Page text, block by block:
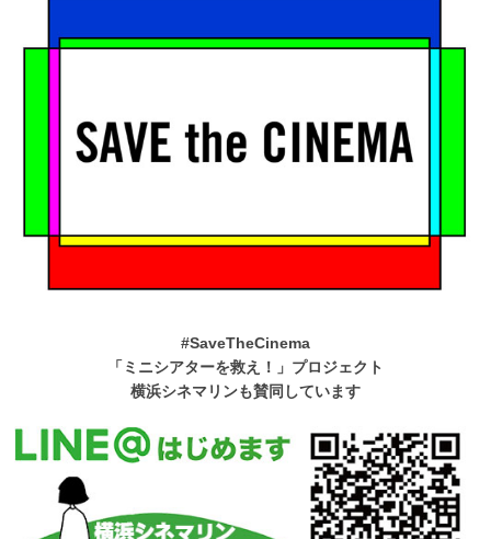
#SaveTheCinema
「ミニシアターを救え！」プロジェクト
横浜シネマリンも賛同しています